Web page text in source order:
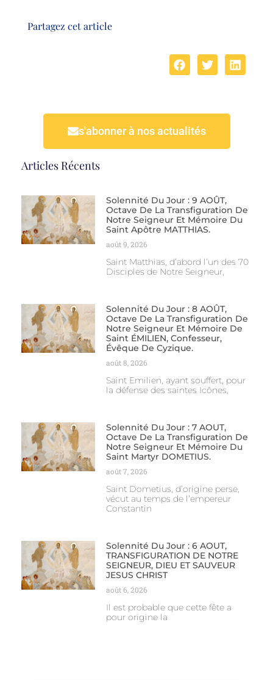
Partagez cet article
s'abonner à nos actualités
Articles Récents
Solennité Du Jour : 9 AOÛT,
Octave De La Transfiguration De
Notre Seigneur Et Mémoire Du
Saint Apôtre MATTHIAS.
août 9, 2026
Saint Matthias, d’abord l’un des 70
Disciples de Notre Seigneur,
Solennité Du Jour : 8 AOÛT,
Octave De La Transfiguration De
Notre Seigneur Et Mémoire De
Saint ÉMILIEN, Confesseur,
Évêque De Cyzique.
août 8, 2026
Saint Emilien, ayant souffert, pour
la défense des saintes Icônes,
Solennité Du Jour : 7 AOUT,
Octave De La Transfiguration De
Notre Seigneur Et Mémoire Du
Saint Martyr DOMETIUS.
août 7, 2026
Saint Dometius, d’origine perse,
vécut au temps de l’empereur
Constantin
Solennité Du Jour : 6 AOUT,
TRANSFIGURATION DE NOTRE
SEIGNEUR, DIEU ET SAUVEUR
JESUS CHRIST
août 6, 2026
Il est probable que cette fête a
pour origine la